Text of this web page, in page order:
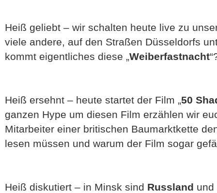
Heiß geliebt – wir schalten heute live zu
viele andere, auf den Straßen Düsseldorfs
kommt eigentliches diese „Weiberfastnacht
Heiß ersehnt – heute startet der Film „50
ganzen Hype um diesen Film erzählen wir
Mitarbeiter einer britischen Baumarktkette
lesen müssen und warum der Film sogar
Heiß diskutiert – in Minsk sind Russland